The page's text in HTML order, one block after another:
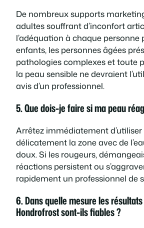
De nombreux supports
adultes souffrant d’inconfort
l’adéquation à chaque personne
enfants, les personnes âgées
pathologies complexes et toute
la peau sensible ne devraient
avis d’un professionnel.
5. Que dois-je faire si ma peau
Arrêtez immédiatement
délicatement la zone avec de
doux. Si les rougeurs,
réactions persistent ou
rapidement un professionnel de
6. Dans quelle mesure les
Hondrofrost sont-ils fiables ?